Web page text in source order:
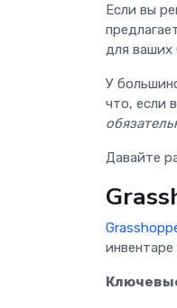
Если вы
для ваших
У
что, если
Давайте